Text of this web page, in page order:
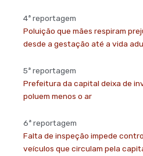
4ª reportagem
Poluição que mães respiram
desde a gestação até a vida
5ª reportagem
Prefeitura da capital deixa de
poluem menos o ar
6ª reportagem
Falta de inspeção impede
veículos que circulam pela